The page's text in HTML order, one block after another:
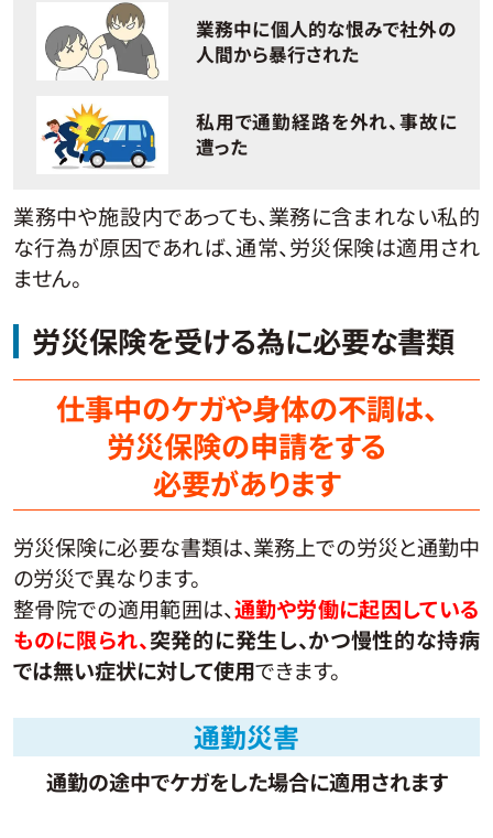
業務中に個人的な恨みで社外の
人間から暴行された
私用で通勤経路を外れ、事故に
遭った
業務中や施設内であっても、業務に含まれない私的
な行為が原因であれば、通常、労災保険は適用され
ません。
労災保険を受ける為に必要な書類
仕事中のケガや身体の不調は、
労災保険の申請をする
必要があります
労災保険に必要な書類は、業務上での労災と通勤中
の労災で異なります。
整骨院での適用範囲は、通勤や労働に起因している
ものに限られ、突発的に発生し、かつ慢性的な持病
では無い症状に対して使用できます。
通勤災害
通勤の途中でケガをした場合に適用されます